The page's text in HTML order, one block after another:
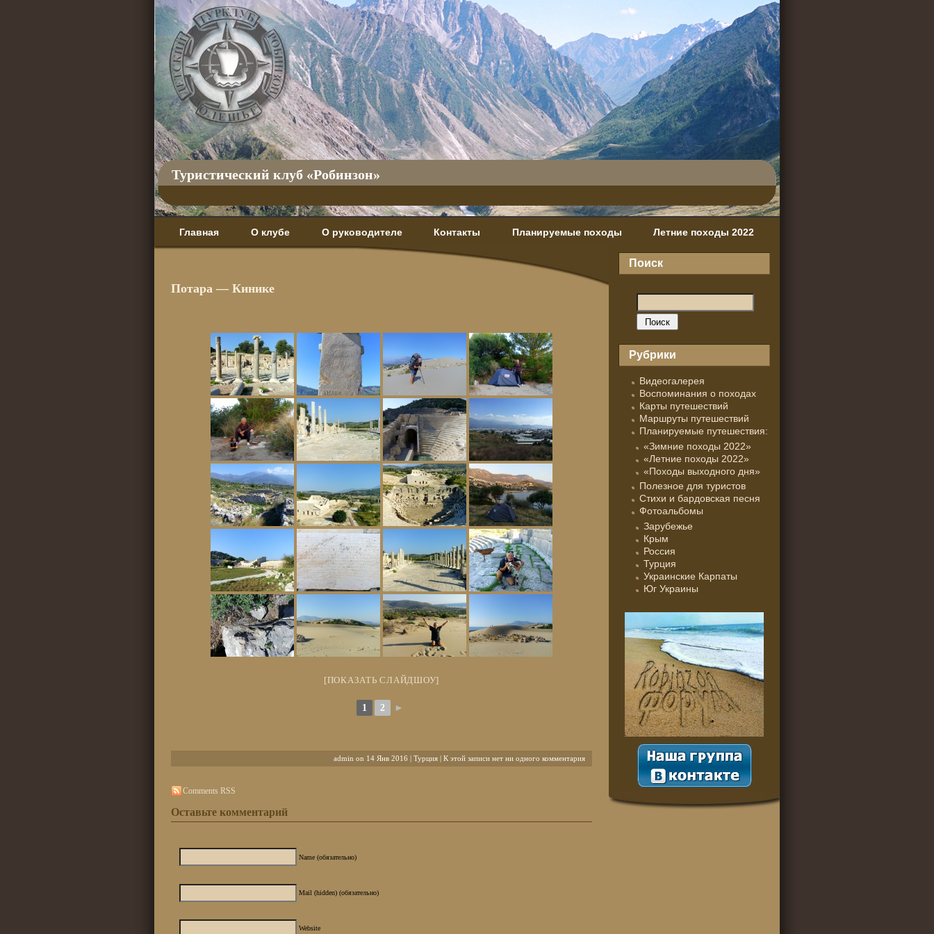
Туристический клуб «Робинзон»
Главная О клубе О руководителе Контакты Планируемые походы Летние походы 2022
Потара — Кинике
[ПОКАЗАТЬ СЛАЙДШОУ]
1 2 ►
admin on 14 Янв 2016 | Турция| К этой записи нет ни одного комментария
Comments RSS
Оставьте комментарий
Name (обязательно)
Mail (hidden) (обязательно)
Website
Поиск
Рубрики
Видеогалерея
Воспоминания о походах
Карты путешествий
Маршруты путешествий
Планируемые путешествия:
«Зимние походы 2022»
«Летние походы 2022»
«Походы выходного дня»
Полезное для туристов
Стихи и бардовская песня
Фотоальбомы
Зарубежье
Крым
Россия
Турция
Украинские Карпаты
Юг Украины